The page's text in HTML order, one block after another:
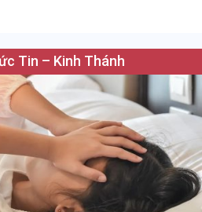
Tin – Kinh Thánh